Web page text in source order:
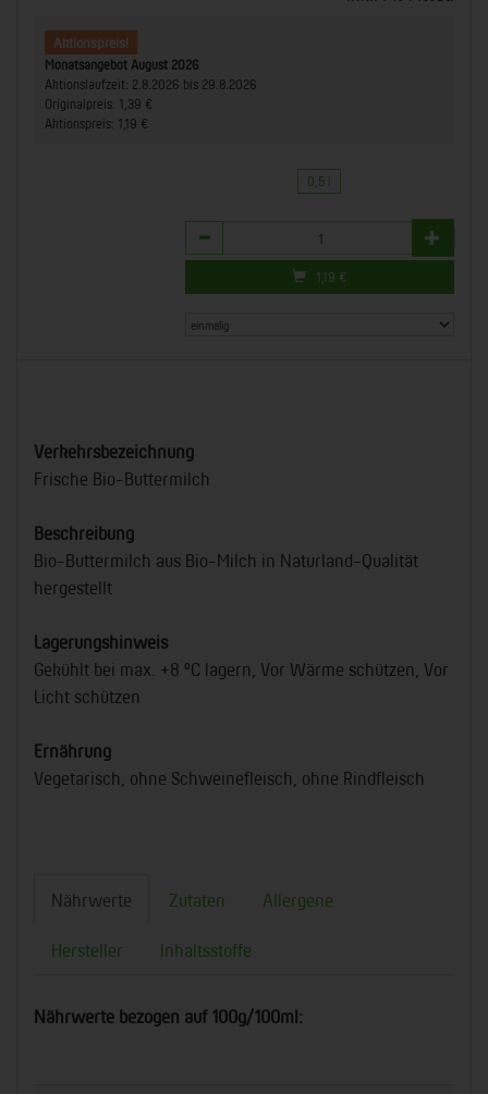
Aktionspreis!
Monatsangebot August 2026
Aktionslaufzeit: 2.8.2026 bis 29.8.2026
Originalpreis: 1,39 €
Aktionspreis: 1,19 €
0,5 l
Anzahl
1,19 €
Verkehrsbezeichnung
Frische Bio-Buttermilch
Beschreibung
Bio-Buttermilch aus Bio-Milch in Naturland-Qualität
hergestellt
Lagerungshinweis
Gekühlt bei max. +8 °C lagern, Vor Wärme schützen, Vor
Licht schützen
Ernährung
Vegetarisch, ohne Schweinefleisch, ohne Rindfleisch
Nährwerte Zutaten Allergene
Hersteller Inhaltsstoffe
Nährwerte bezogen auf 100g/100ml: